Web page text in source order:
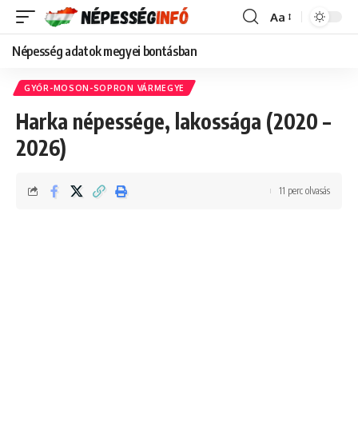
Font
Aa
Népesség adatok megyei bontásban
GYŐR-MOSON-SOPRON VÁRMEGYE
Harka népessége, lakossága (2020 –
2026)
11 perc olvasás